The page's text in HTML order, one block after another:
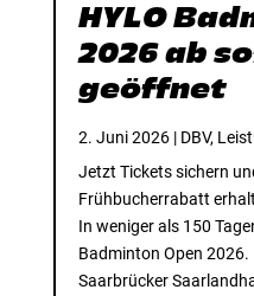
HYLO
2026 ab
geöffnet
2. Juni 2026| DBV,
Jetzt Tickets sichern
Frühbucherrabatt
In weniger als 150
Badminton Open
Saarbrücker